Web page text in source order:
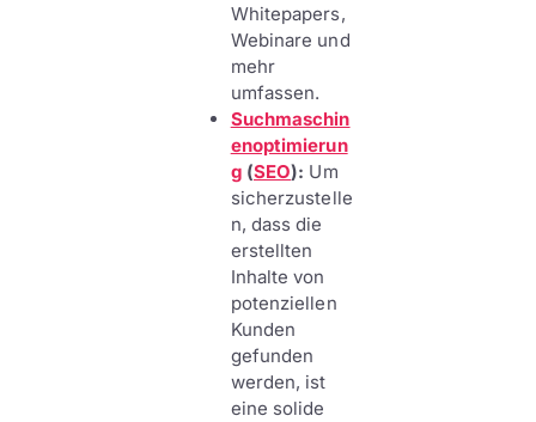
Whitepapers,
Webinare und
mehr
umfassen.
Suchmaschin
enoptimierun
g(SEO): Um
sicherzustelle
n, dass die
erstellten
Inhalte von
potenziellen
Kunden
gefunden
werden, ist
eine solide